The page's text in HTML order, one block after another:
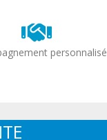
personnalisé